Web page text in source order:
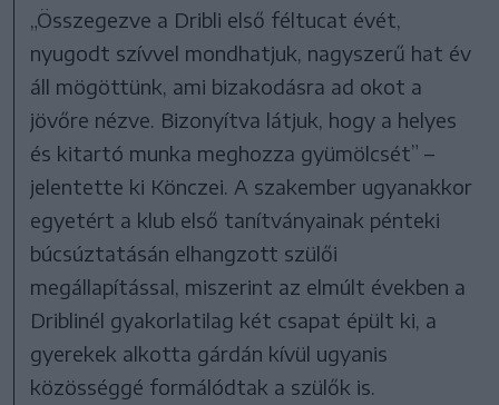
„Összegezve a Dribli első féltucat évét,
nyugodt szívvel mondhatjuk, nagyszerű hat év
áll mögöttünk, ami bizakodásra ad okot a
jövőre nézve. Bizonyítva látjuk, hogy a helyes
és kitartó munka meghozza gyümölcsét” –
jelentette ki Könczei. A szakember ugyanakkor
egyetért a klub első tanítványainak pénteki
búcsúztatásán elhangzott szülői
megállapítással, miszerint az elmúlt években a
Driblinél gyakorlatilag két csapat épült ki, a
gyerekek alkotta gárdán kívül ugyanis
közösséggé formálódtak a szülők is.